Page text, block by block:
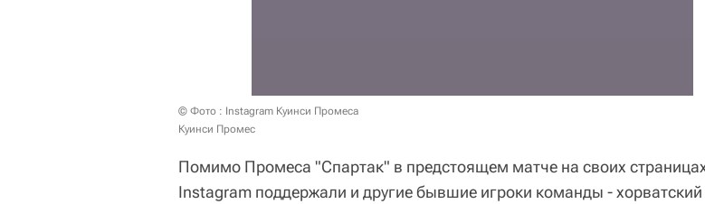
© Фото : Instagram Куинси Промеса
Куинси Промес
Помимо Промеса "Спартак" в предстоящем матче на своих
Instagram поддержали и другие бывшие игроки команды - хорватский